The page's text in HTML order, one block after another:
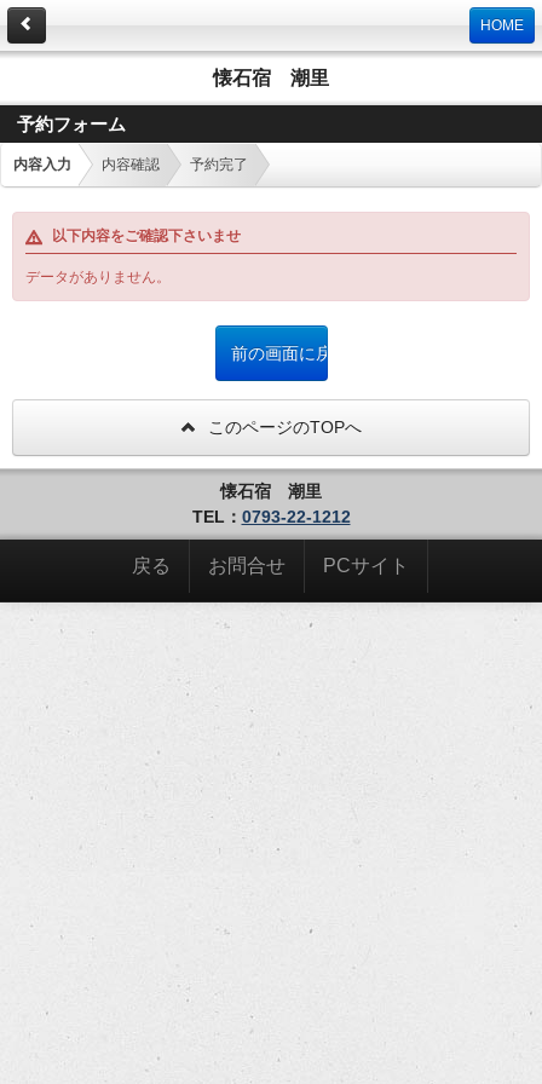
HOME
懐石宿 潮里
予約フォーム
内容入力 内容確認 予約完了
以下内容をご確認下さいませ
データがありません。
このページのTOPへ
懐石宿 潮里
TEL： 0793-22-1212
戻る お問合せ PCサイト